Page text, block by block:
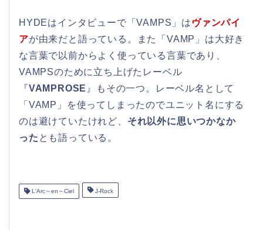
HYDEはインタビューで「VAMPS」は ヴァンパイ
アが由来だと語っている。また「VAMP」は大好き
な言葉で以前からよく使っている言葉であり、
VAMPSのために立ち上げたレーベル
『VAMPROSE 』もその一つ。レーベル名として
「VAMP」を使ってしまったのでユニット名にする
のは避けていたけれど、 それ以外に思いつかなか
った とも語っている。
L'Arc～en～Ciel J-Rock